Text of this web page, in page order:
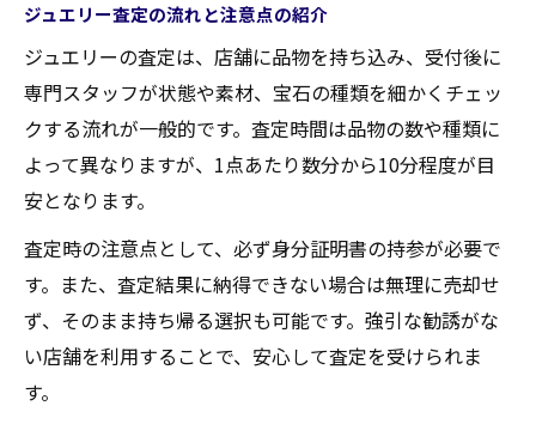
ジュエリー査定の流れと注意点の紹介
ジュエリーの査定は、店舗に品物を持ち込み、受付後に
専門スタッフが状態や素材、宝石の種類を細かくチェッ
クする流れが一般的です。査定時間は品物の数や種類に
よって異なりますが、1点あたり数分から10分程度が目
安となります。
査定時の注意点として、必ず身分証明書の持参が必要で
す。また、査定結果に納得できない場合は無理に売却せ
ず、そのまま持ち帰る選択も可能です。強引な勧誘がな
い店舗を利用することで、安心して査定を受けられま
す。